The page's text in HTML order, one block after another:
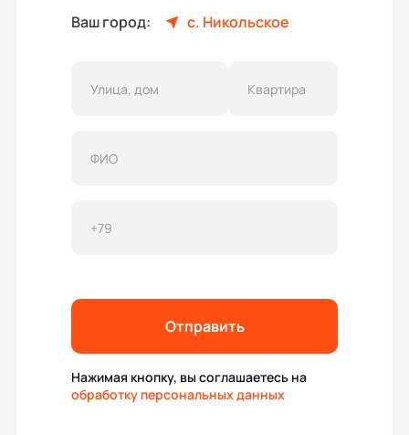
Ваш город: с. Никольское
Отправить
Нажимая кнопку, вы соглашаетесь на
обработку персональных данных